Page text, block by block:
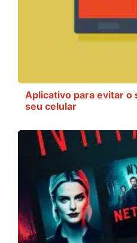
Aplicativo para evitar
seu celular